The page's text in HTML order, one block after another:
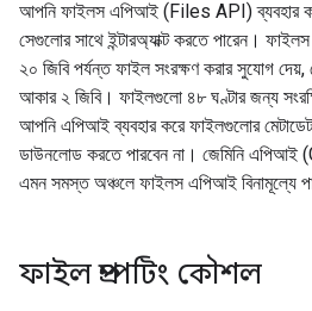
আপনি ফাইলস এপিআই (Files API) ব্যবহার
সেগুলোর সাথে ইন্টারঅ্যাক্ট করতে পারেন।
২০ জিবি পর্যন্ত ফাইল সংরক্ষণ করার সুযোগ দেয়,
আকার ২ জিবি। ফাইলগুলো ৪৮ ঘণ্টার জন্য
আপনি এপিআই ব্যবহার করে ফাইলগুলোর
ডাউনলোড করতে পারবেন না। জেমিনি
এমন সমস্ত অঞ্চলে ফাইলস এপিআই বিনামূল্যে
ফাইল প্রম্পটিং কৌশল